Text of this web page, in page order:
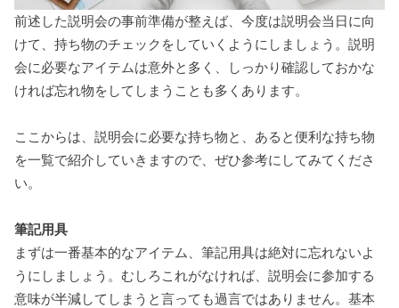
前述した説明会の事前準備が整えば、今度は説明会当日に向
けて、持ち物のチェックをしていくようにしましょう。説明
会に必要なアイテムは意外と多く、しっかり確認しておかな
ければ忘れ物をしてしまうことも多くあります。
ここからは、説明会に必要な持ち物と、あると便利な持ち物
を一覧で紹介していきますので、ぜひ参考にしてみてくださ
い。
筆記用具
まずは一番基本的なアイテム、筆記用具は絶対に忘れないよ
うにしましょう。むしろこれがなければ、説明会に参加する
意味が半減してしまうと言っても過言ではありません。基本